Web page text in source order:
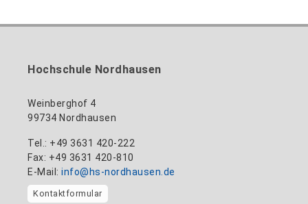
Gebäude 12 (Erdgeschoss)
mandy.tabatt@hs-nordhausen.de
Gebäude 11, Raum 11.0101
Hochschule Nordhausen
Weinberghof 4
99734 Nordhausen
Tel.: +49 3631 420-222
Fax: +49 3631 420-810
E-Mail: info@hs-nordhausen.de
Kontaktformular